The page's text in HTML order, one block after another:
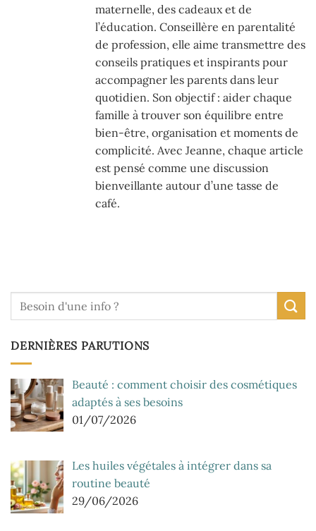
maternelle, des cadeaux et de
l’éducation. Conseillère en parentalité
de profession, elle aime transmettre des
conseils pratiques et inspirants pour
accompagner les parents dans leur
quotidien. Son objectif : aider chaque
famille à trouver son équilibre entre
bien-être, organisation et moments de
complicité. Avec Jeanne, chaque article
est pensé comme une discussion
bienveillante autour d’une tasse de
café.
DERNIÈRES PARUTIONS
Beauté : comment choisir des cosmétiques
adaptés à ses besoins
01/07/2026
Les huiles végétales à intégrer dans sa
routine beauté
29/06/2026